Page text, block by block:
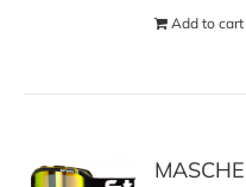
Add to cart